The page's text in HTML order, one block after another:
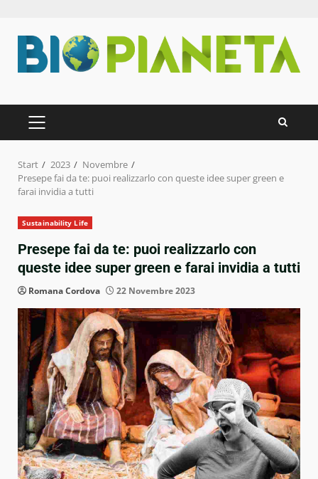
Inhalt
springen
PRIMÄRES
MENÜ
Start 2023
Novembre
Presepe fai da te: puoi realizzarlo con queste idee super green e
farai invidia a tutti
Sustainability Life
Presepe fai da te: puoi realizzarlo con
queste idee super green e farai invidia a tutti
Romana Cordova 22 Novembre 2023